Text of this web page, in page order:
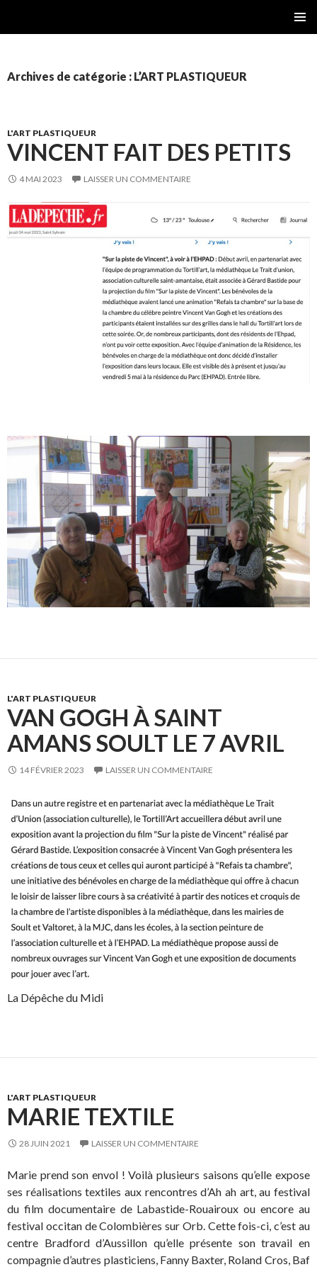
Archives de catégorie : L’ART PLASTIQUEUR
L'ART PLASTIQUEUR
VINCENT FAIT DES PETITS
4 MAI 2023 LAISSER UN COMMENTAIRE
L'ART PLASTIQUEUR
VAN GOGH À SAINT
AMANS SOULT LE 7 AVRIL
14 FÉVRIER 2023 LAISSER UN COMMENTAIRE
La Dépêche du Midi
L'ART PLASTIQUEUR
MARIE TEXTILE
28 JUIN 2021 LAISSER UN COMMENTAIRE
Marie prend son envol ! Voilà plusieurs saisons qu’elle expose
ses réalisations textiles aux rencontres d’Ah ah art, au festival
du film documentaire de Labastide-Rouairoux ou encore au
festival occitan de Colombières sur Orb. Cette fois-ci, c’est au
centre Bradford d’Aussillon qu’elle présente son travail en
compagnie d’autres plasticiens, Fanny Baxter, Roland Cros, Baf